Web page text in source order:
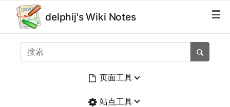
delphij's Wiki Notes
页面工具
站点工具